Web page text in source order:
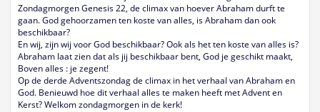
Zondagmorgen Genesis 22, de climax van hoever Abraham durft te
gaan. God gehoorzamen ten koste van alles, is Abraham dan ook
beschikbaar?
En wij, zijn wij voor God beschikbaar? Ook als het ten koste van alles is?
Abraham laat zien dat als jij beschikbaar bent, God je geschikt maakt,
Boven alles : je zegent!
Op de derde Adventszondag de climax in het verhaal van Abraham en
God. Benieuwd hoe dit verhaal alles te maken heeft met Advent en
Kerst? Welkom zondagmorgen in de kerk!